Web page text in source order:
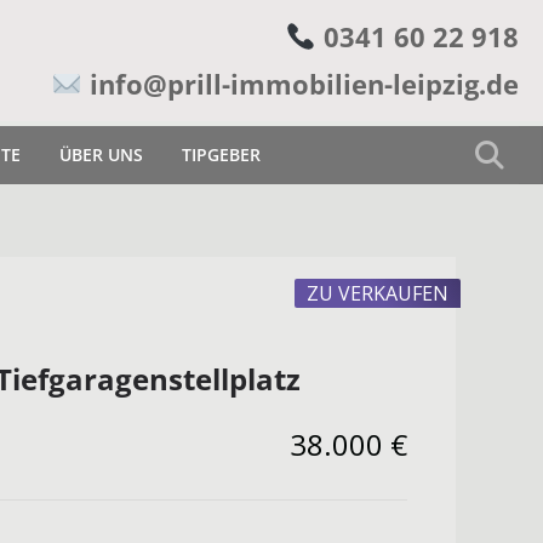
0341 60 22 918
info@prill-immobilien-leipzig.de
ÜBER UNS TIPGEBER
ZU VERKAUFEN
38.000 €